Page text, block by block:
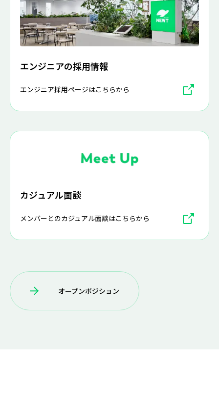
エンジニアの採用情報
エンジニア採用ページはこちらから
カジュアル面談
メンバーとのカジュアル面談はこちらから
オープンポジション